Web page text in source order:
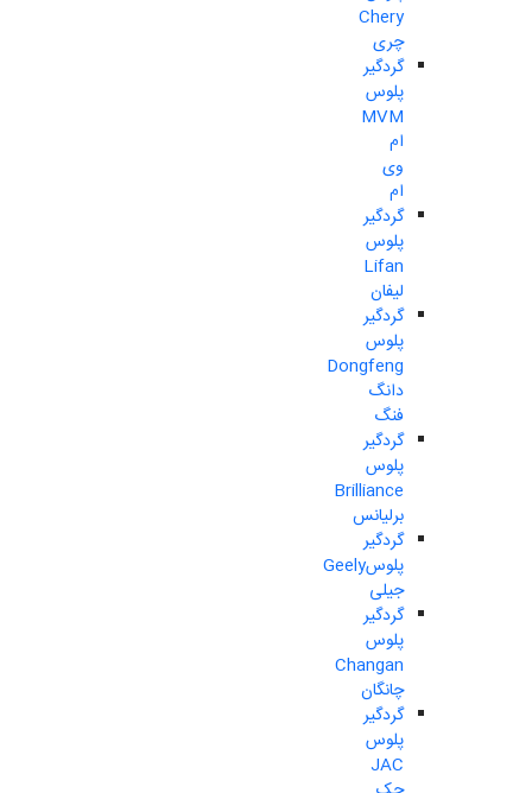
Chery
چری
گردگیر
پلوس
MVM
ام
وی
ام
گردگیر
پلوس
Lifan
لیفان
گردگیر
پلوس
Dongfeng
دانگ
فنگ
گردگیر
پلوس
Brilliance
برلیانس
گردگیر
پلوسGeely
جیلی
گردگیر
پلوس
Changan
چانگان
گردگیر
پلوس
JAC